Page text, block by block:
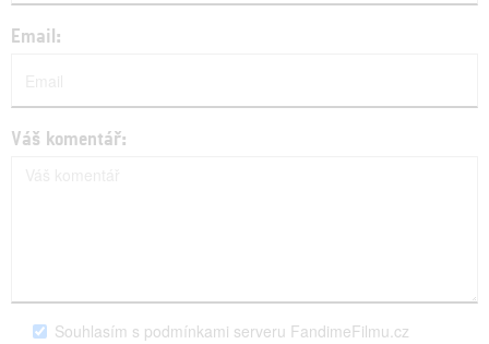
Email:
Váš komentář:
Souhlasím s podmínkami serveru FandimeFilmu.cz